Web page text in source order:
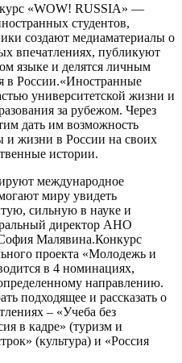
«WOW! RUSSIA» —
студентов,
создают медиаматериалы о
впечатлениях, публикуют
языке и делятся личным
в России.«Иностранные
университетской жизни и
за рубежом. Через
дать им возможность
и жизни в России на своих
истории.
международное
миру увидеть
сильную в науке и
директор АНО
Малявина.Конкурс
проекта «Молодежь и
в 4 номинациях,
направлению.
подходящее и рассказать о
– «Учеба без
в кадре» (туризм и
(культура) и «Россия